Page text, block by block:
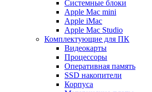
Системные блоки
Apple Mac mini
Apple iMac
Apple Mac Studio
Комплектующие для ПК
Видеокарты
Процессоры
Оперативная память
SSD накопители
Корпуса